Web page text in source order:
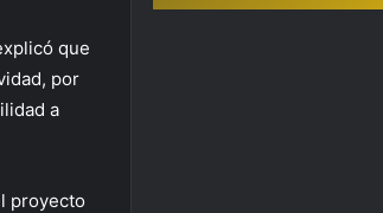
que
por
a
proyecto